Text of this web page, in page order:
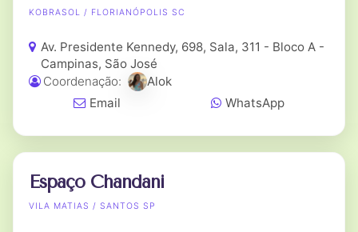
KOBRASOL / FLORIANÓPOLIS SC
Av. Presidente Kennedy, 698, Sala, 311 - Bloco A -
Campinas, São José
Coordenação:
Alok
Email
WhatsApp
Espaço Chandani
VILA MATIAS / SANTOS SP